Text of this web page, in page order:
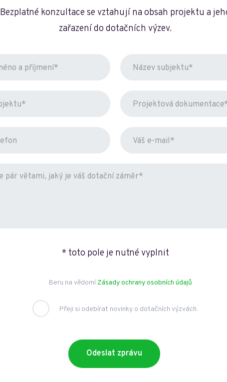
Bezplatné konzultace se vztahují na obsah projektu a
zařazení do dotačních výzev.
* toto pole je nutné vyplnit
Beru na vědomíZásady ochrany osobních údajů
Přeji si odebírat novinky o dotačních výzvách.